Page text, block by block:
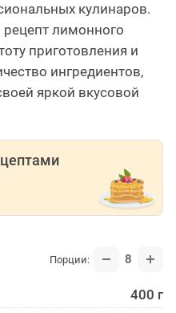
кулинаров.
лимонного
приготовления и
ингредиентов,
яркой вкусовой
Порции: 8
400 г